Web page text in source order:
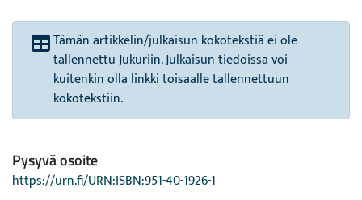
Tämän artikkelin/julkaisun kokotekstiä ei ole
tallennettu Jukuriin. Julkaisun tiedoissa voi
kuitenkin olla linkki toisaalle tallennettuun
kokotekstiin.
Pysyvä osoite
https://urn.fi/URN:ISBN:951-40-1926-1